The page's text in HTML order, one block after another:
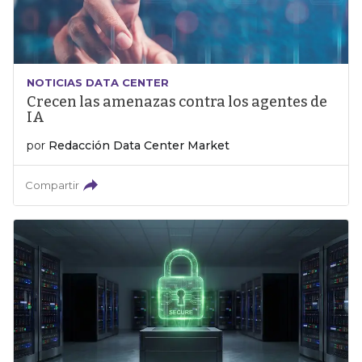
NOTICIAS DATA CENTER
Crecen las amenazas contra los agentes de
IA
por Redacción Data Center Market
Compartir